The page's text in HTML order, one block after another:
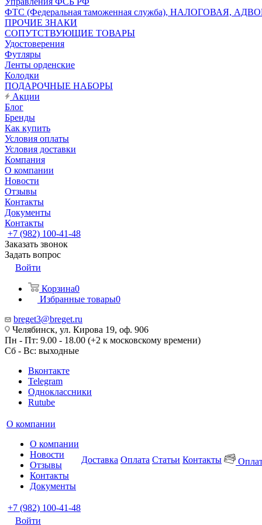
ФТС (Федеральная таможенная служба), НАЛОГОВАЯ,
ПРОЧИЕ ЗНАКИ
СОПУТСТВУЮЩИЕ ТОВАРЫ
Удостоверения
Футляры
Ленты орденские
Колодки
ПОДАРОЧНЫЕ НАБОРЫ
Акции
Блог
Бренды
Как купить
Условия оплаты
Условия доставки
Компания
О компании
Новости
Отзывы
Контакты
Документы
Контакты
+7 (982) 100-41-48
Заказать звонок
Задать вопрос
Войти
Корзина0
Избранные товары0
breget3@breget.ru
Челябинск, ул. Кирова 19, оф. 906
Пн - Пт: 9.00 - 18.00 (+2 к московскому времени)
Сб - Вс: выходные
Вконтакте
Telegram
Одноклассники
Rutube
О компании
О компании
Новости
Отзывы
Контакты
Документы
Доставка Оплата Статьи Контакты
+7 (982) 100-41-48
Войти